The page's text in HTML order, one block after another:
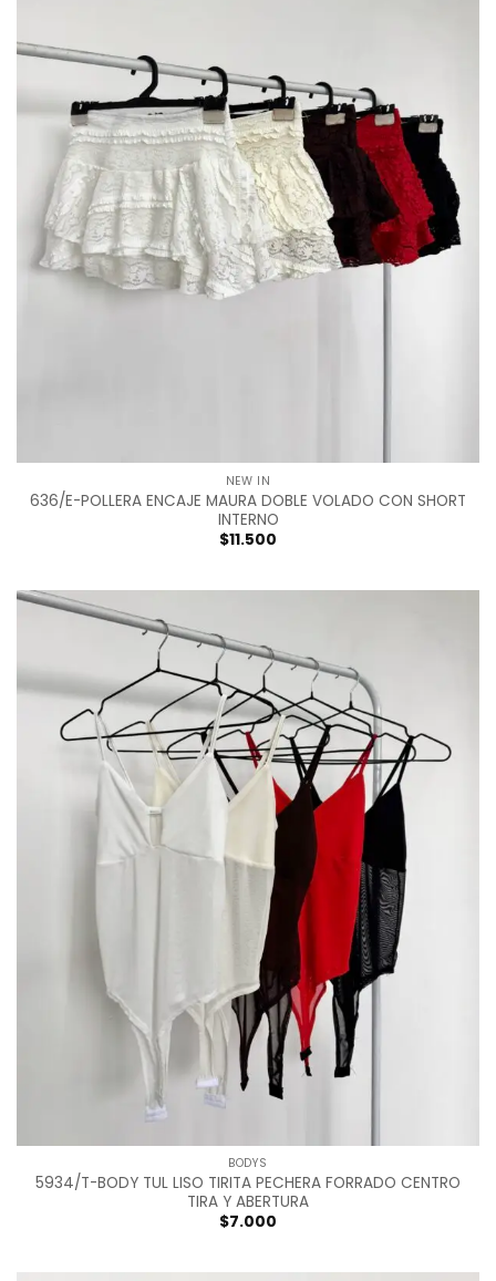
NEW IN
636/E-POLLERA ENCAJE MAURA DOBLE VOLADO CON SHORT
INTERNO
$11.500
BODYS
5934/T-BODY TUL LISO TIRITA PECHERA FORRADO CENTRO
TIRA Y ABERTURA
$7.000